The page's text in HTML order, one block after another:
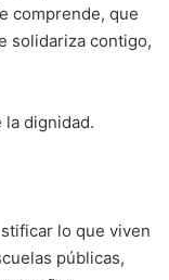
comprende, que
solidariza contigo,
la dignidad.
lo que viven
públicas,